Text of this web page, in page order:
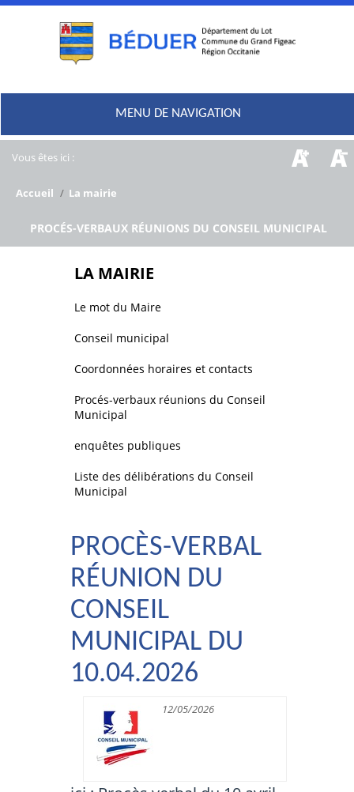
MENU DE NAVIGATION
Vous êtes ici :
Accueil / La mairie
PROCÉS-VERBAUX RÉUNIONS DU CONSEIL MUNICIPAL
LA MAIRIE
Le mot du Maire
Conseil municipal
Coordonnées horaires et contacts
Procés-verbaux réunions du Conseil
Municipal
enquêtes publiques
Liste des délibérations du Conseil
Municipal
PROCÈS-VERBAL
RÉUNION DU
CONSEIL
MUNICIPAL DU
10.04.2026
12/05/2026